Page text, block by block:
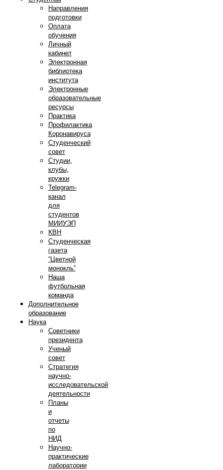
Направления
подготовки
Оплата
обучения
Личный
кабинет
Электронная
библиотека
института
Электронные
образовательные
ресурсы
Практика
Профилактика
Коронавируса
Студенческий
совет
Студии,
клубы,
кружки
Telegram-
канал
для
студентов
МИИУЭП
КВН
Студенческая
газета
“Цветной
монокль”
Наша
футбольная
команда
Дополнительное
образование
Наука
Советники
президента
Ученый
совет
Стратегия
научно-
исследовательской
деятельности
Планы
и
отчеты
по
НИД
Научно-
практические
лаборатории